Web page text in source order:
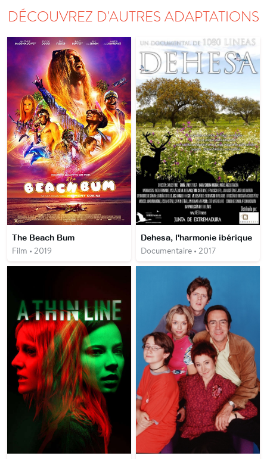
DÉCOUVREZ D'AUTRES ADAPTATIONS
The Beach Bum
Film • 2019
Dehesa, l'harmonie ibérique
Documentaire • 2017